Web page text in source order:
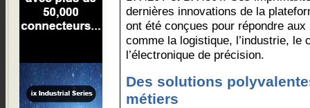
dernières innovations de la
ont été conçues pour répondre
comme la logistique, l’industrie, le
l’électronique de précision.
Des solutions
métiers